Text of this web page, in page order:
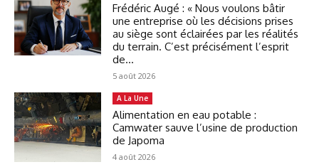
Frédéric Augé : « Nous voulons bâtir
une entreprise où les décisions prises
au siège sont éclairées par les réalités
du terrain. C’est précisément l’esprit
de...
5 août 2026
A La Une
Alimentation en eau potable :
Camwater sauve l’usine de production
de Japoma
4 août 2026